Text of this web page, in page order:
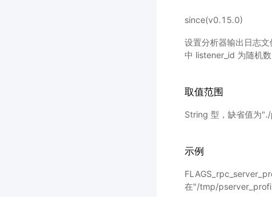
since(v0.15.0)
设置分析器输出日志
中 listener_id 为随机
取值范围
String 型，缺省值为
示例
在"/tmp/